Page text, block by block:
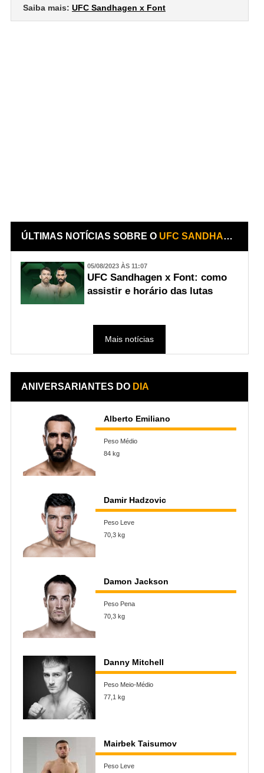
Saiba mais: UFC Sandhagen x Font
ÚLTIMAS NOTÍCIAS SOBRE O UFC SANDHAGEN X FONT
05/08/2023 ÀS 11:07
UFC Sandhagen x Font: como
assistir e horário das lutas
Mais notícias
ANIVERSARIANTES DO DIA
Alberto Emiliano
Peso Médio
84 kg
Damir Hadzovic
Peso Leve
70,3 kg
Damon Jackson
Peso Pena
70,3 kg
Danny Mitchell
Peso Meio-Médio
77,1 kg
Mairbek Taisumov
Peso Leve